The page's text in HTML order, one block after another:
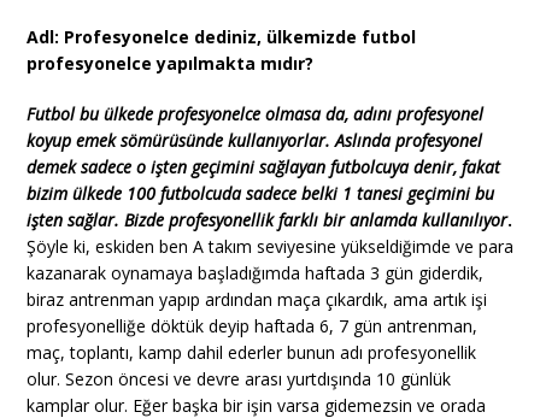
Adl: Profesyonelce dediniz, ülkemizde futbol
profesyonelce yapılmakta mıdır?
Futbol bu ülkede profesyonelce olmasa da, adını profesyonel
koyup emek sömürüsünde kullanıyorlar. Aslında profesyonel
demek sadece o işten geçimini sağlayan futbolcuya denir, fakat
bizim ülkede 100 futbolcuda sadece belki 1 tanesi geçimini bu
işten sağlar. Bizde profesyonellik farklı bir anlamda kullanılıyor.
Şöyle ki, eskiden ben A takım seviyesine yükseldiğimde ve para
kazanarak oynamaya başladığımda haftada 3 gün giderdik,
biraz antrenman yapıp ardından maça çıkardık, ama artık işi
profesyonelliğe döktük deyip haftada 6, 7 gün antrenman,
maç, toplantı, kamp dahil ederler bunun adı profesyonellik
olur. Sezon öncesi ve devre arası yurtdışında 10 günlük
kamplar olur. Eğer başka bir işin varsa gidemezsin ve orada